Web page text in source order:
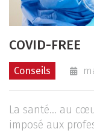
COVID-FREE
Conseils
La santé… au
imposé aux